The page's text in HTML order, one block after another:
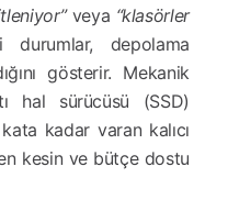
veya “klasörler
depolama
gösterir. Mekanik
hal sürücüsü (SSD)
kata kadar varan kalıcı
en kesin ve bütçe dostu